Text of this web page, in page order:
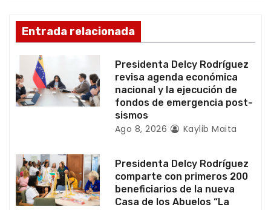
n
e
e
t
r
Entrada relacionada
Presidenta Delcy Rodríguez
revisa agenda económica
nacional y la ejecución de
fondos de emergencia post-
sismos
Ago 8, 2026 Kaylib Maita
Presidenta Delcy Rodríguez
comparte con primeros 200
beneficiarios de la nueva
Casa de los Abuelos “La